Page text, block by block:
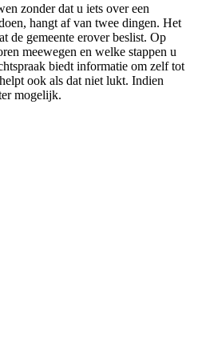
zonder dat u iets over een
hangt af van twee dingen. Het
de gemeente erover beslist. Op
meewegen en welke stappen u
biedt informatie om zelf tot
ook als dat niet lukt. Indien
mogelijk.